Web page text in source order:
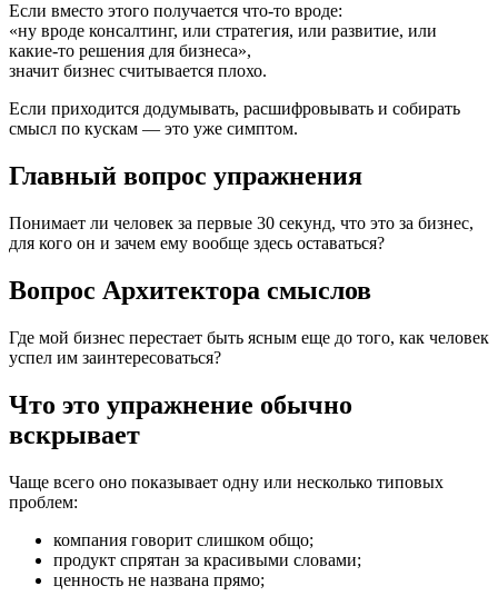
Если вместо этого получается что-то вроде:
«ну вроде консалтинг, или стратегия, или развитие, или
какие-то решения для бизнеса»,
значит бизнес считывается плохо.
Если приходится додумывать, расшифровывать и собирать
смысл по кускам — это уже симптом.
Главный вопрос упражнения
Понимает ли человек за первые 30 секунд, что это за бизнес,
для кого он и зачем ему вообще здесь оставаться?
Вопрос Архитектора смыслов
Где мой бизнес перестает быть ясным еще до того, как человек
успел им заинтересоваться?
Что это упражнение обычно
вскрывает
Чаще всего оно показывает одну или несколько типовых
проблем:
компания говорит слишком общо;
продукт спрятан за красивыми словами;
ценность не названа прямо;